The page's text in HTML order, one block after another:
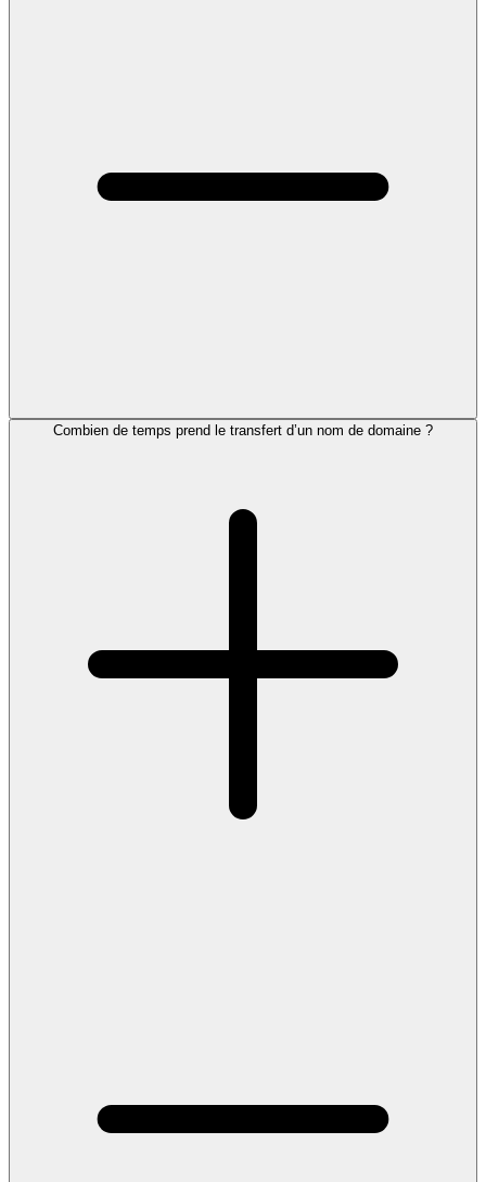
Combien de temps prend le transfert d’un nom de domaine ?